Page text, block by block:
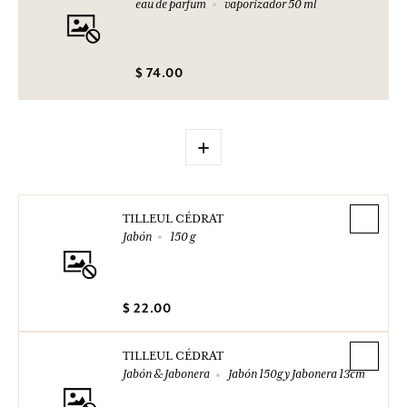
eau de parfum
vaporizador 50 ml
$ 74.00
+
TILLEUL CÉDRAT
Jabón
150 g
$ 22.00
TILLEUL CÉDRAT
Jabón & Jabonera
Jabón 150g y Jabonera 13cm